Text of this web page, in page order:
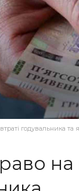
годувальника
на